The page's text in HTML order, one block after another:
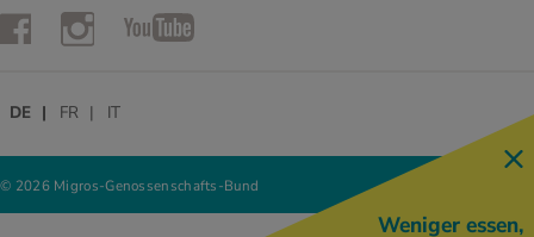
FacebookInstagramYouTube
© 2026 Migros-Genossenschafts-Bund
DE FR IT
Weniger essen,